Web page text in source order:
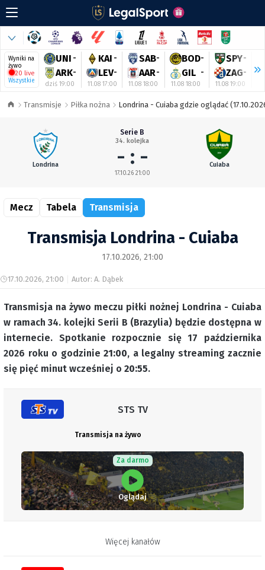
Wyniki na
żywo
20 live
Wszystkie
UNI -
ARK-
dziś 19:00
KAI -
LEV-
11.08 17:00
SAB-
AAR-
11.08 18:00
BOD-
GIL -
11.08 18:00
SPY-
ZAG-
11.08 19:00
Transmisje Piłka nożna Londrina - Cuiaba gdzie oglądać
Londrina
Serie B
34. kolejka
- : -
17.10.26 21:00
Cuiaba
Mecz Tabela Transmisja
Transmisja Londrina - Cuiaba
17.10.2026, 21:00
17.10.2026, 21:00 Autor: A. Dąbek
Transmisja na żywo meczu piłki nożnej Londrina - Cuiaba
w ramach 34. kolejki Serii B (Brazylia) będzie dostępna w
internecie. Spotkanie rozpocznie się 17 października
2026 roku o godzinie 21:00, a legalny streaming zacznie
się pięć minut wcześniej o 20:55.
STS TV
Transmisja na żywo
Za darmo
Oglądaj
Więcej kanałów